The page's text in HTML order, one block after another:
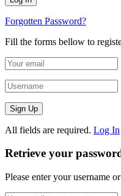
Forgotten Password?
Fill the forms bellow to
All fields are required. Log In
Retrieve your
Please enter your username